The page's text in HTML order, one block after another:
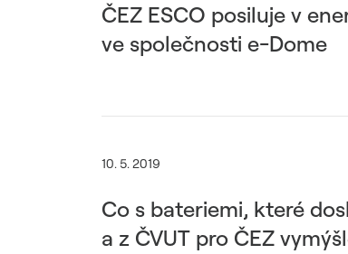
ČEZ ESCO posiluje v
ve společnosti e-Dome
10. 5. 2019
Co s bateriemi, které
a z ČVUT pro ČEZ